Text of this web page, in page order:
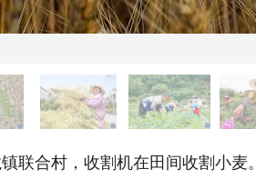
合村，收割机在田间收割小麦。